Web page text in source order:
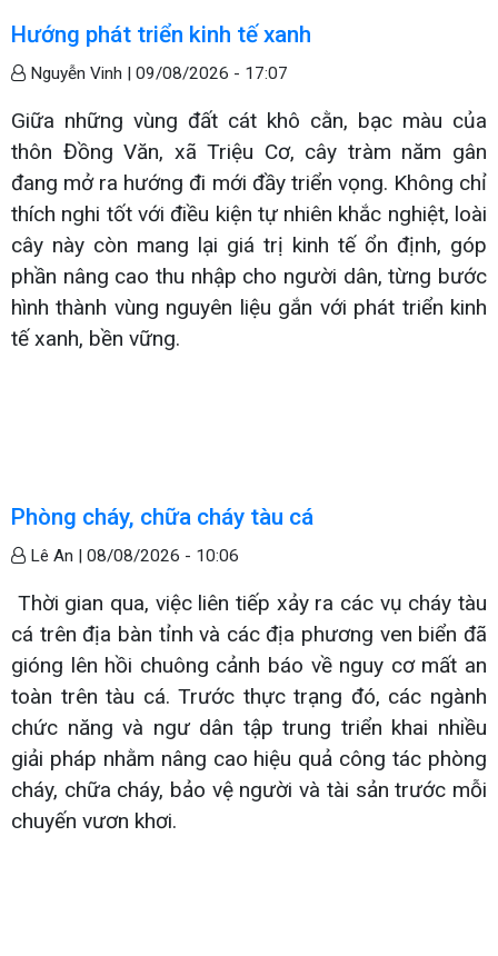
Hướng phát triển kinh tế xanh
Nguyễn Vinh | 09/08/2026 - 17:07
Giữa những vùng đất cát khô cằn, bạc màu của
thôn Đồng Văn, xã Triệu Cơ, cây tràm năm gân
đang mở ra hướng đi mới đầy triển vọng. Không chỉ
thích nghi tốt với điều kiện tự nhiên khắc nghiệt, loài
cây này còn mang lại giá trị kinh tế ổn định, góp
phần nâng cao thu nhập cho người dân, từng bước
hình thành vùng nguyên liệu gắn với phát triển kinh
tế xanh, bền vững.
Phòng cháy, chữa cháy tàu cá
Lê An | 08/08/2026 - 10:06
Thời gian qua, việc liên tiếp xảy ra các vụ cháy tàu
cá trên địa bàn tỉnh và các địa phương ven biển đã
gióng lên hồi chuông cảnh báo về nguy cơ mất an
toàn trên tàu cá. Trước thực trạng đó, các ngành
chức năng và ngư dân tập trung triển khai nhiều
giải pháp nhằm nâng cao hiệu quả công tác phòng
cháy, chữa cháy, bảo vệ người và tài sản trước mỗi
chuyến vươn khơi.